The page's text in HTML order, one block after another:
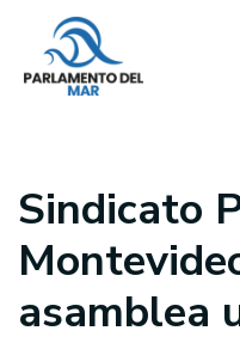
contenido
Sindicato
asamblea